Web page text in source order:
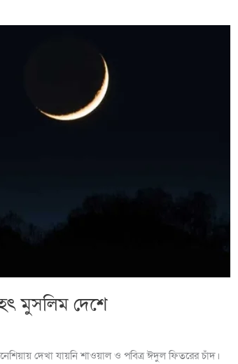
মুসলিম দেশে
দেখা যায়নি শাওয়াল ও পবিত্র ঈদুল ফিতরের চাঁদ।